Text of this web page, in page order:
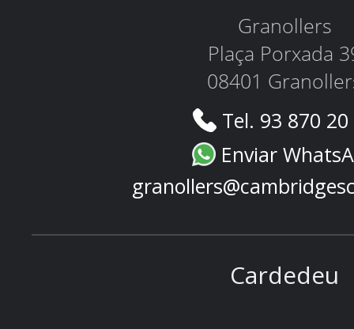
Granollers
Plaça Porxada
08401
Tel. 93 870
Enviar
Cardedeu